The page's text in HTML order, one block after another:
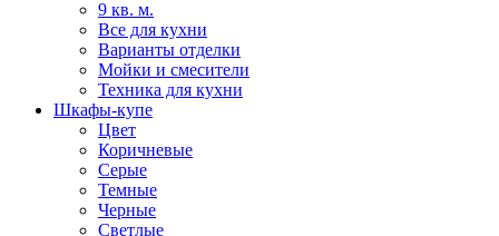
9 кв. м.
Все для кухни
Варианты отделки
Мойки и смесители
Техника для кухни
Шкафы-купе
Цвет
Коричневые
Серые
Темные
Черные
Светлые